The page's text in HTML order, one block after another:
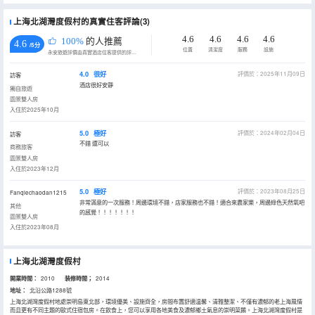
上海北湖灣度假村的真實住客評論(3)
4.6 /5分 100% 的人推薦
永安旅遊評價由真實酒店住客提供的評價。
4.6
位置
4.6
清潔度
4.6
服務
4.6
設施
訪客
獨自旅遊
園景雙人房
入住於2025年10月
4.0 很好
評價於：2025年11月09日
酒店很好安靜
訪客
商務旅客
園景雙人房
入住於2023年12月
5.0 極好
評價於：2024年02月04日
不錯 還可以
Fanqiechaodan1215
其他
園景雙人房
入住於2023年08月
5.0 極好
評價於：2023年08月25日
非常滿意的一次服務！周邊環境不錯，店家服務也不錯！適合來農家樂，周邊綠色天然氧吧
的感覺！！！！！！！
上海北湖灣度假村
開業時間： 2010 装修時間； 2014
地址：
北沿公路1288號
上海北湖灣度假村地處崇明島東北部，環境優美、設施齊全，房間布置舒適温馨、清雅整潔、不僅有濃郁的老上海風情
而且更有不同主題的歐式住宿包房。在飲食上，您可以享用各地美食及濃郁鄉土氣息的崇明菜餚。上海北湖灣度假村是